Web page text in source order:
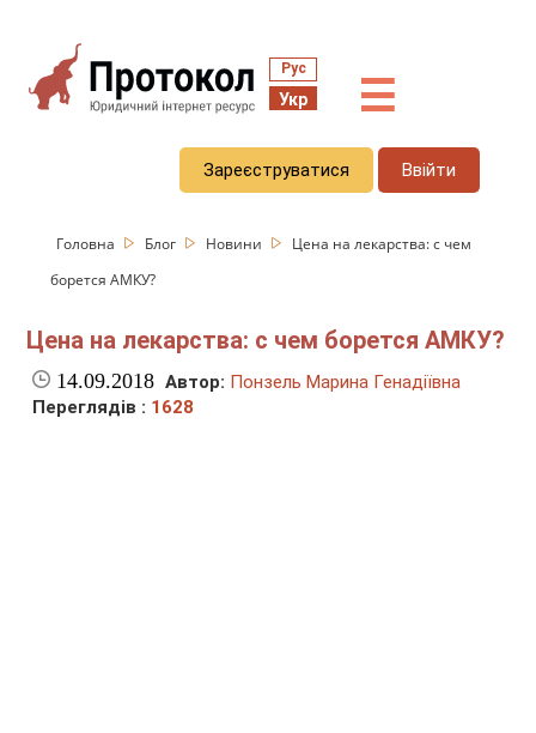
Рус
Укр ☰
Зареєструватися Ввійти
Головна Блог Новини
Цена на лекарства: с чем
борется АМКУ?
Цена на лекарства: с чем борется АМКУ?
14.09.2018 Автор: Понзель Марина Генадіївна
Переглядів : 1628